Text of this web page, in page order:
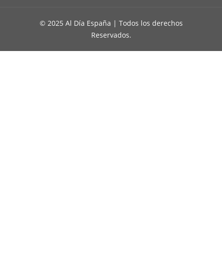
© 2025 Al Día España | Todos los derechos
Reservados.